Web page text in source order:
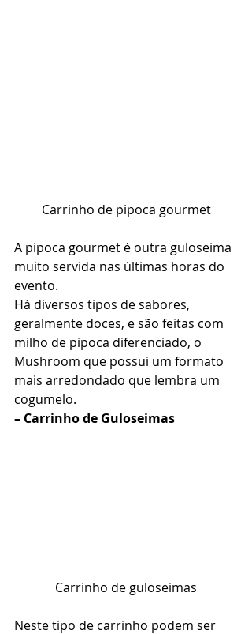
Carrinho de pipoca gourmet
A pipoca gourmet é outra guloseima
muito servida nas últimas horas do
evento.
Há diversos tipos de sabores,
geralmente doces, e são feitas com
milho de pipoca diferenciado, o
Mushroom que possui um formato
mais arredondado que lembra um
cogumelo.
– Carrinho de Guloseimas
Carrinho de guloseimas
Neste tipo de carrinho podem ser